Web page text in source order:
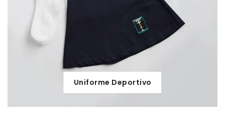
Uniforme Deportivo